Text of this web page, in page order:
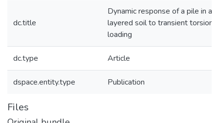
dc.title
Dynamic response of a pile in a
layered soil to transient
loading
dc.type Article
dspace.entity.type Publication
Files